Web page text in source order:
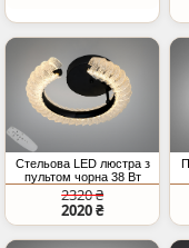
Стельова LED люстра з
пультом чорна 38 Вт
2320 ₴
2020 ₴